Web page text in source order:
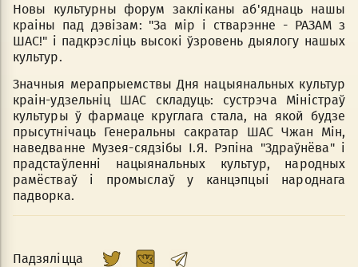
Новы культурны форум закліканы аб'яднаць нашы
краіны пад дэвізам: "За мір і стварэнне - РАЗАМ з
ШАС!" і падкрэсліць высокі ўзровень дыялогу нашых
культур.
Значныя мерапрыемствы Дня нацыянальных культур
краін-удзельніц ШАС складуць: сустрэча Міністраў
культуры ў фармаце круглага стала, на якой будзе
прысутнічаць Генеральны сакратар ШАС Чжан Мін,
наведванне Музея-сядзібы І.Я. Рэпіна "Здраўнёва" і
прадстаўленні нацыянальных культур, народных
рамёстваў і промыслаў у канцэпцыі народнага
падворка.
Падзяліцца